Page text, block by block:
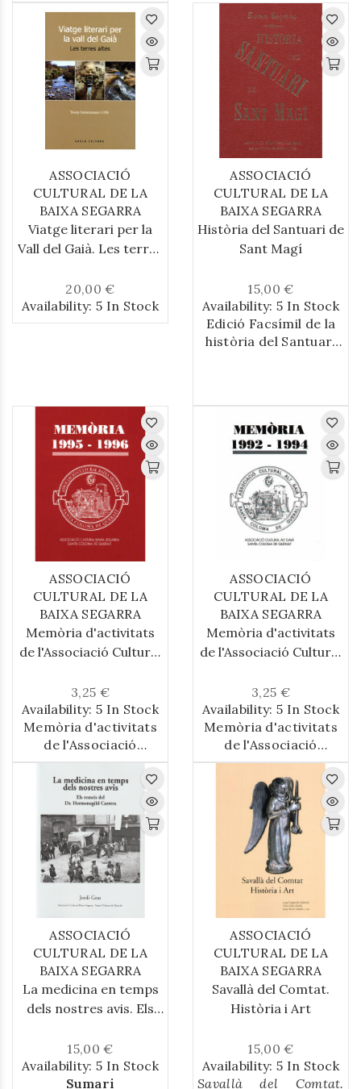
ASSOCIACIÓ
CULTURAL DE LA
BAIXA SEGARRA
Viatge literari per la
Vall del Gaià. Les terres
20,00 €
Availability:5 In Stock
ASSOCIACIÓ
CULTURAL DE LA
BAIXA SEGARRA
Història del Santuari de
Sant Magí
15,00 €
Availability:5 In Stock
Edició Facsímil de la
història del Santuari
Tipografia Catòlica de
Barcelona.
ASSOCIACIÓ
CULTURAL DE LA
BAIXA SEGARRA
Memòria d'activitats
de l'Associació Cultural
període comprés entre
1995/1996
3,25 €
Availability:5 In Stock
Memòria d'activitats
de l'Associació
Cultural Baixa Segarra
en el període comprés
entre 1995/1996
ASSOCIACIÓ
CULTURAL DE LA
BAIXA SEGARRA
Memòria d'activitats
de l'Associació Cultural
període comprés entre
1992/1994
3,25 €
Availability:5 In Stock
Memòria d'activitats
de l'Associació
Cultural Baixa Segarra
en el període comprés
entre 1992/1994
ASSOCIACIÓ
CULTURAL DE LA
BAIXA SEGARRA
La medicina en temps
dels nostres avis. Els
Hermengild Carrera
15,00 €
Availability:5 In Stock
Sumari
ASSOCIACIÓ
CULTURAL DE LA
BAIXA SEGARRA
Savallà del Comtat.
Història i Art
15,00 €
Availability:5 In Stock
Savallà del Comtat.